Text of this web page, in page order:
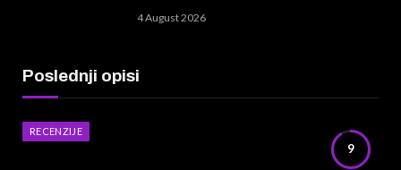
4 August 2026
Poslednji opisi
9
RECENZIJE